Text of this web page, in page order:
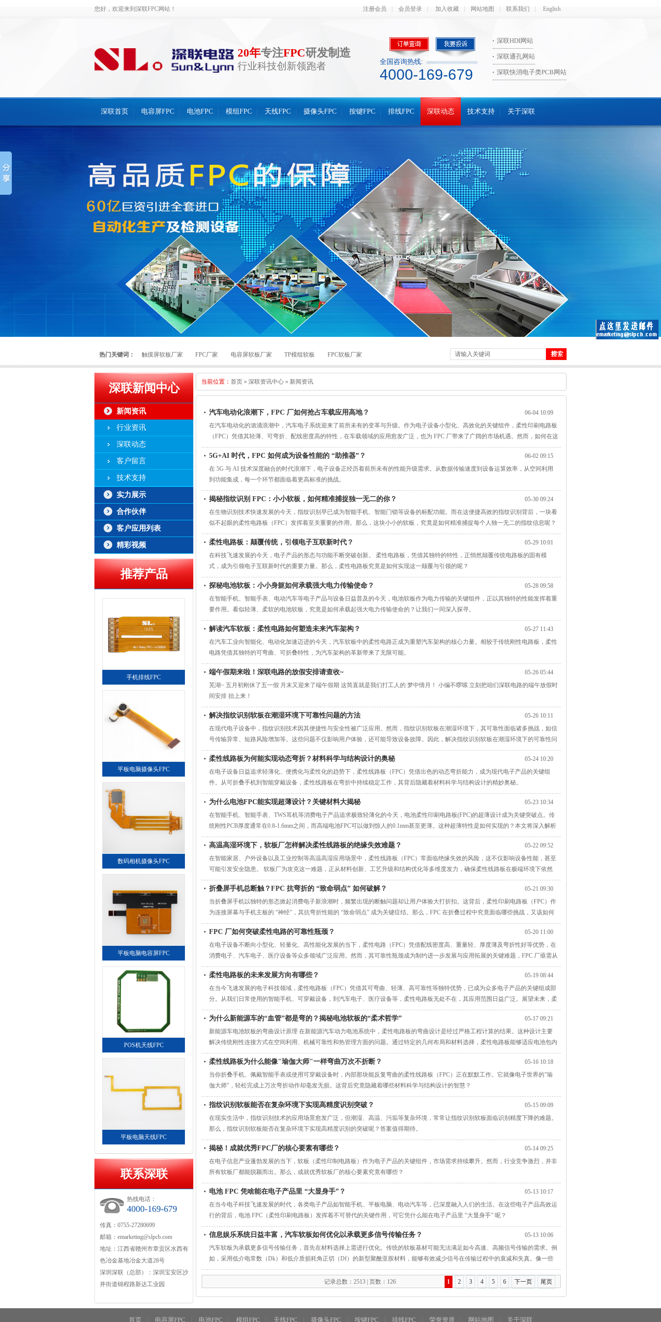
注册会员 会员登录 加入收藏 网站地图 联系我们 English
您好，欢迎来到深联FPC网站！
20年专注FPC研发制造
行业科技创新领跑者 全国咨询热线:
4000-169-679
深联HDI网站
深联通孔网站
深联快消电子类PCB网站
深联首页 电容屏FPC 电池FPC 模组FPC 天线FPC 摄像头FPC 按键FPC 排线FPC 深联动态 技术支持 关于深联
热门关键词： 触摸屏软板厂家 FPC厂家 电容屏软板厂家 TP模组软板 FPC软板厂家
深联新闻中心
新闻资讯
行业资讯
深联动态
客户留言
技术支持
实力展示
合作伙伴
客户应用列表
精彩视频
推荐产品
手机排线FPC
平板电脑摄像头FPC
数码相机摄像头FPC
平板电脑电容屏FPC
POS机天线FPC
平板电脑天线FPC
联系深联
热线电话：
4000-169-679
传真：0755-27280699
邮箱： emarketing@slpcb.com
地址：江西省赣州市章贡区水西有
色冶金基地冶金大道28号
深圳深联（总部）：深圳宝安区沙
井街道锦程路新达工业园
当前位置： 首页 » 深联资讯中心 » 新闻资讯
汽车电动化浪潮下，FPC 厂如何抢占车载应用高地？
06-04 10:09
在汽车电动化的汹涌浪潮中，汽车电子系统迎来了前所未有的变革与升级。作为电子设备小型化、高效化的关键组件，柔性印刷电路板
（FPC）凭借其轻薄、可弯折、配线密度高的特性，在车载领域的应用愈发广泛，也为 FPC 厂带来了广阔的市场机遇。然而，如何在这
片新蓝海中抢占高地，成为众多 FPC 厂亟待思考的问题。
5G+AI 时代，FPC 如何成为设备性能的 “助推器”？
06-02 09:15
在 5G 与 AI 技术深度融合的时代浪潮下，电子设备正经历着前所未有的性能升级需求。从数据传输速度到设备运算效率，从空间利用
到功能集成，每一个环节都面临着更高标准的挑战。
揭秘指纹识别 FPC：小小软板，如何精准捕捉独一无二的你？
05-30 09:24
在生物识别技术快速发展的今天，指纹识别早已成为智能手机、智能门锁等设备的标配功能。而在这便捷高效的指纹识别背后，一块看
似不起眼的柔性电路板（FPC）发挥着至关重要的作用。那么，这块小小的软板，究竟是如何精准捕捉每个人独一无二的指纹信息呢？
柔性电路板：颠覆传统，引领电子互联新时代？
05-29 10:01
在科技飞速发展的今天，电子产品的形态与功能不断突破创新。 柔性电路板，凭借其独特的特性，正悄然颠覆传统电路板的固有模
式，成为引领电子互联新时代的重要力量。那么，柔性电路板究竟是如何实现这一颠覆与引领的呢？
探秘电池软板：小小身躯如何承载强大电力传输使命？
05-28 09:58
在智能手机、智能手表、电动汽车等电子产品与设备日益普及的今天，电池软板作为电力传输的关键组件，正以其独特的性能发挥着重
要作用。看似轻薄、柔软的电池软板，究竟是如何承载起强大电力传输使命的？让我们一同深入探寻。
解读汽车软板：柔性电路如何塑造未来汽车架构？
05-27 11:43
在汽车工业向智能化、电动化加速迈进的今天，汽车软板中的柔性电路正成为重塑汽车架构的核心力量。相较于传统刚性电路板，柔性
电路凭借其独特的可弯曲、可折叠特性，为汽车架构的革新带来了无限可能。
端午假期来啦！深联电路的放假安排请查收~
05-26 05:44
芜湖~ 五月初刚休了五一假 月末又迎来了端午假期 这简直就是我们打工人的 梦中情月！ 小编不啰嗦 立刻把咱们深联电路的端午放假时
间安排 抬上来！
解决指纹识别软板在潮湿环境下可靠性问题的方法
05-26 10:11
在现代电子设备中，指纹识别技术因其便捷性与安全性被广泛应用。然而，指纹识别软板在潮湿环境下，其可靠性面临诸多挑战，如信
号传输异常、短路风险增加等。这些问题不仅影响用户体验，还可能导致设备故障。因此，解决指纹识别软板在潮湿环境下的可靠性问
题迫在眉睫。
柔性线路板为何能实现动态弯折？材料科学与结构设计的奥秘
05-24 10:20
在电子设备日益追求轻薄化、便携化与柔性化的趋势下，柔性线路板（FPC）凭借出色的动态弯折能力，成为现代电子产品的关键组
件。从可折叠手机到智能穿戴设备，柔性线路板在弯折中持续稳定工作，其背后隐藏着材料科学与结构设计的精妙奥秘。
为什么电池FPC能实现超薄设计？关键材料大揭秘
05-23 10:34
在智能手机、智能手表、TWS耳机等消费电子产品追求极致轻薄化的今天，电池柔性印刷电路板(FPC)的超薄设计成为关键突破点。传
统刚性PCB厚度通常在0.8-1.6mm之间，而高端电池FPC可以做到惊人的0.1mm甚至更薄。这种超薄特性是如何实现的？本文将深入解析
支撑电池FPC超薄设计的三大关键材料及其创新工艺。
高温高湿环境下，软板厂怎样解决柔性线路板的绝缘失效难题？
05-22 09:52
在智能家居、户外设备以及工业控制等高温高湿应用场景中，柔性线路板（FPC）常面临绝缘失效的风险，这不仅影响设备性能，甚至
可能引发安全隐患。 软板厂为攻克这一难题，正从材料创新、工艺升级和结构优化等多维度发力，确保柔性线路板在极端环境下依然
可靠。
折叠屏手机总断触？FPC 抗弯折的 “致命弱点” 如何破解？
05-21 09:30
当折叠屏手机以独特的形态掀起消费电子新浪潮时，频繁出现的断触问题却让用户体验大打折扣。这背后，柔性印刷电路板（FPC）作
为连接屏幕与手机主板的 “神经”，其抗弯折性能的 “致命弱点” 成为关键症结。那么，FPC 在折叠过程中究竟面临哪些挑战，又该如何
破解呢？
FPC 厂如何突破柔性电路的可靠性瓶颈？
05-20 11:00
在电子设备不断向小型化、轻量化、高性能化发展的当下，柔性电路（FPC）凭借配线密度高、重量轻、厚度薄及弯折性好等优势，在
消费电子、汽车电子、医疗设备等众多领域广泛应用。然而，其可靠性瓶颈成为制约进一步发展与应用拓展的关键难题，FPC 厂亟需从
多维度探寻突破路径。
柔性电路板的未来发展方向有哪些？
05-19 08:44
在当今飞速发展的电子科技领域，柔性电路板（FPC）凭借其可弯曲、轻薄、高可靠性等独特优势，已成为众多电子产品的关键组成部
分。从我们日常使用的智能手机、可穿戴设备，到汽车电子、医疗设备等，柔性电路板无处不在，其应用范围日益广泛。展望未来，柔
性电路板在技术创新的驱动下，将朝着多个令人瞩目的方向发展。
为什么新能源车的“血管”都是弯的？揭秘电池软板的“柔术哲学”
05-17 09:21
新能源车电池软板的弯曲设计原理 在新能源汽车动力电池系统中，柔性电路板的弯曲设计是经过严格工程计算的结果。这种设计主要
解决传统刚性连接方式在空间利用、机械可靠性和热管理方面的问题。通过特定的几何布局和材料选择，柔性电路板能够适应电池包内
部的复杂空间结构。
柔性线路板为什么能像"瑜伽大师"一样弯曲万次不折断？
05-16 10:18
当你折叠手机、佩戴智能手表或使用可穿戴设备时，内部那块能反复弯曲的柔性线路板（FPC）正在默默工作。它就像电子世界的"瑜
伽大师"，轻松完成上万次弯折动作却毫发无损。这背后究竟隐藏着哪些材料科学与结构设计的智慧？
指纹识别软板能否在复杂环境下实现高精度识别突破？
05-15 09:09
在现实生活中，指纹识别技术的应用场景愈发广泛，但潮湿、高温、污垢等复杂环境，常常让指纹识别软板面临识别精度下降的难题。
那么，指纹识别软板能否在复杂环境下实现高精度识别的突破呢？答案值得期待。
揭秘！成就优秀FPC厂的核心要素有哪些？
05-14 09:25
在电子信息产业蓬勃发展的当下，软板（柔性印制电路板）作为电子产品的关键组件，市场需求持续攀升。然而，行业竞争激烈，并非
所有软板厂都能脱颖而出。那么，成就优秀软板厂的核心要素究竟有哪些？
电池 FPC 凭啥能在电子产品里 “大显身手”？
05-13 10:17
在当今电子科技飞速发展的时代，各类电子产品如智能手机、平板电脑、电动汽车等，已深度融入人们的生活。在这些电子产品高效运
行的背后，电池 FPC（柔性印刷电路板）发挥着不可替代的关键作用，可它凭什么能在电子产品里 “大显身手” 呢？
信息娱乐系统日益丰富，汽车软板如何优化以承载更多信号传输任务？
05-13 10:06
汽车软板为承载更多信号传输任务，首先在材料选择上需进行优化。传统的软板基材可能无法满足如今高速、高频信号传输的需求。例
如，采用低介电常数（Dk）和低介质损耗角正切（Df）的新型聚酰亚胺材料，能够有效减少信号在传输过程中的衰减和失真。像一些
高端车型的信息娱乐系统，对视频、音频信号的质量要求极高，低损耗的材料可确保高清视频流畅播放，无损音质精准还原，让用户获
得沉浸式的娱乐体验。同时，在铜箔方面，选用高纯度、低粗糙度的铜箔，能降低电阻，提升信号传输速度，保障大量数据如地图实时
记录总数： 2513 | 页数： 126 1 2 3 4 5 6 下一页 尾页
首页 电容屏FPC 电池FPC 模组FPC 天线FPC 摄像头FPC 按键FPC 排线FPC 荣誉资质 网站地图 关于深联